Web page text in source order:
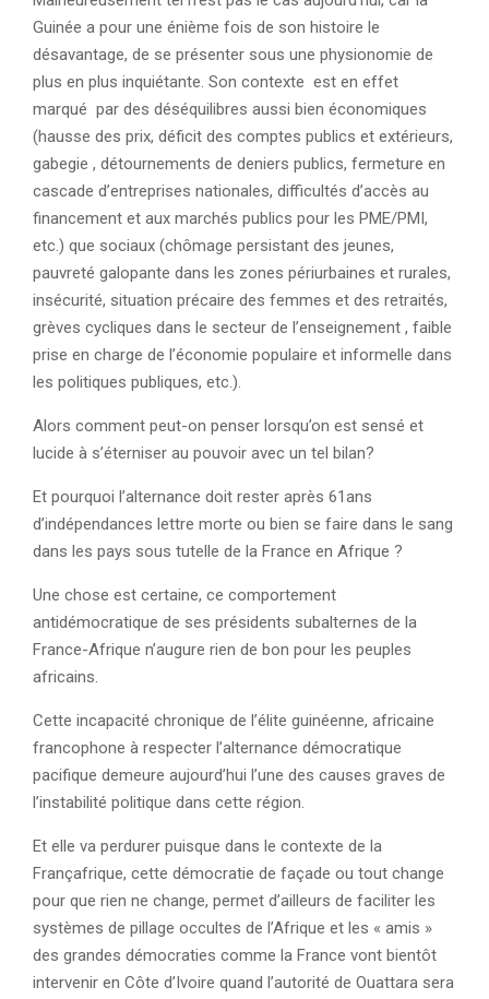
Guinée a pour une énième fois de son histoire le
désavantage, de se présenter sous une physionomie de
plus en plus inquiétante. Son contexte est en effet
marqué par des déséquilibres aussi bien économiques
(hausse des prix, déficit des comptes publics et extérieurs,
gabegie , détournements de deniers publics, fermeture en
cascade d’entreprises nationales, difficultés d’accès au
financement et aux marchés publics pour les PME/PMI,
etc.) que sociaux (chômage persistant des jeunes,
pauvreté galopante dans les zones périurbaines et rurales,
insécurité, situation précaire des femmes et des retraités,
grèves cycliques dans le secteur de l’enseignement , faible
prise en charge de l’économie populaire et informelle dans
les politiques publiques, etc.).
Alors comment peut-on penser lorsqu’on est sensé et
lucide à s’éterniser au pouvoir avec un tel bilan?
Et pourquoi l’alternance doit rester après 61ans
d’indépendances lettre morte ou bien se faire dans le sang
dans les pays sous tutelle de la France en Afrique ?
Une chose est certaine, ce comportement
antidémocratique de ses présidents subalternes de la
France-Afrique n’augure rien de bon pour les peuples
africains.
Cette incapacité chronique de l’élite guinéenne, africaine
francophone à respecter l’alternance démocratique
pacifique demeure aujourd’hui l’une des causes graves de
l’instabilité politique dans cette région.
Et elle va perdurer puisque dans le contexte de la
Françafrique, cette démocratie de façade ou tout change
pour que rien ne change, permet d’ailleurs de faciliter les
systèmes de pillage occultes de l’Afrique et les « amis »
des grandes démocraties comme la France vont bientôt
intervenir en Côte d’Ivoire quand l’autorité de Ouattara sera